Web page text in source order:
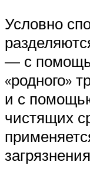
Условно
— с
«родного»
и с
чистящих